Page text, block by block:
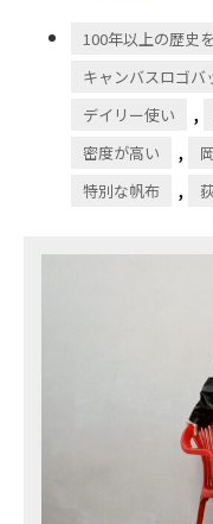
100年以上の歴史
キャンバスロゴバ
デイリー使い ,
密度が高い ,
特別な帆布 ,